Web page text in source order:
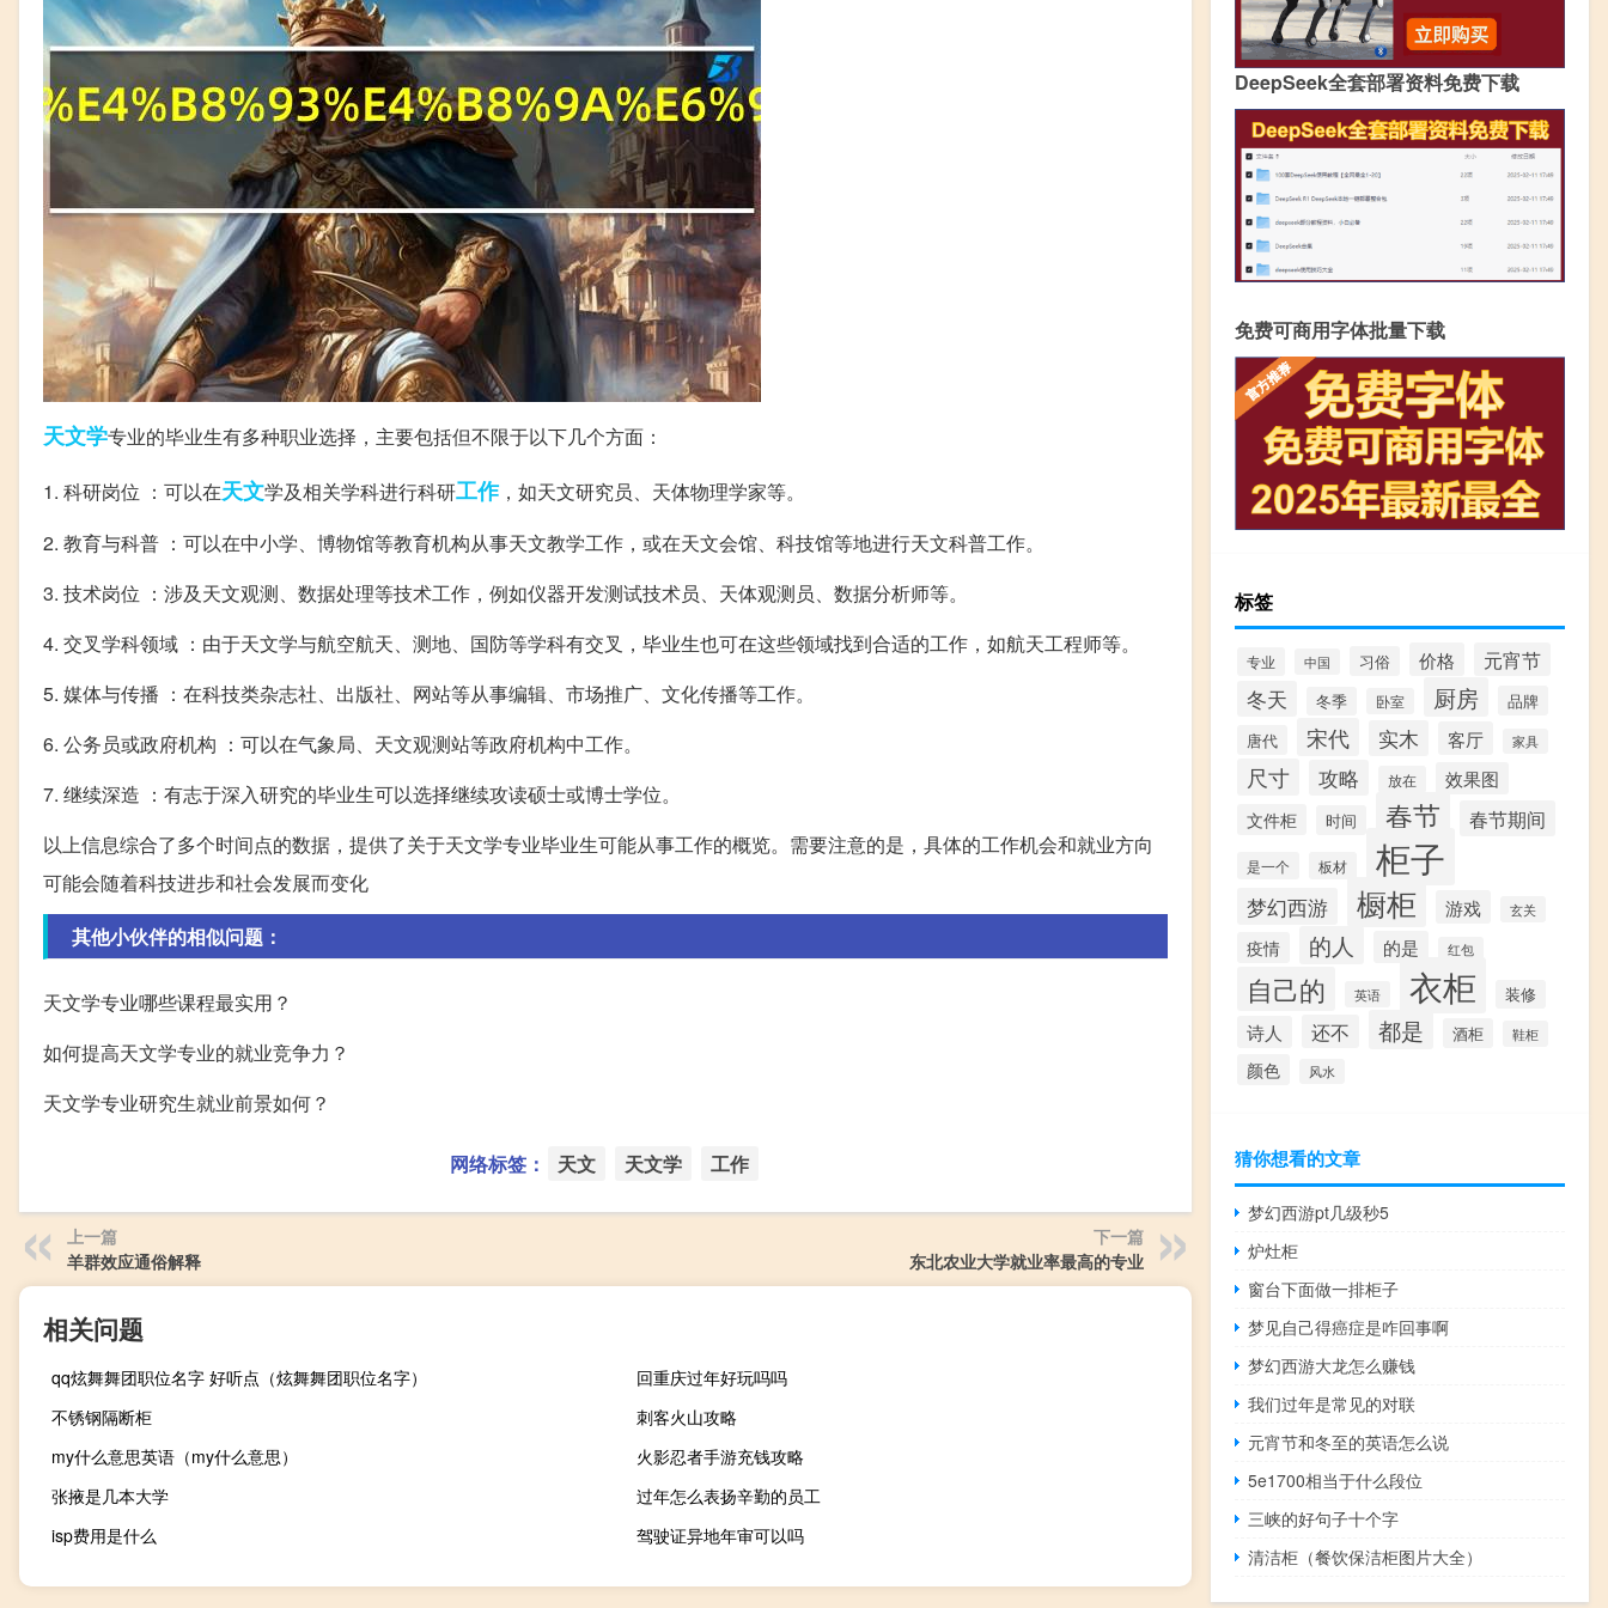
天文学专业的毕业生有多种职业选择，主要包括但不限于以下几个方面：
1. 科研岗位 ：可以在天文学及相关学科进行科研工作，如天文研究员、天体物理学家等。
2. 教育与科普 ：可以在中小学、博物馆等教育机构从事天文教学工作，或在天文会馆、科技馆等地进行天文科普工作。
3. 技术岗位 ：涉及天文观测、数据处理等技术工作，例如仪器开发测试技术员、天体观测员、数据分析师等。
4. 交叉学科领域 ：由于天文学与航空航天、测地、国防等学科有交叉，毕业生也可在这些领域找到合适的工作，如航天工程师等。
5. 媒体与传播 ：在科技类杂志社、出版社、网站等从事编辑、市场推广、文化传播等工作。
6. 公务员或政府机构 ：可以在气象局、天文观测站等政府机构中工作。
7. 继续深造 ：有志于深入研究的毕业生可以选择继续攻读硕士或博士学位。
以上信息综合了多个时间点的数据，提供了关于天文学专业毕业生可能从事工作的概览。需要注意的是，具体的工作机会和就业方向
可能会随着科技进步和社会发展而变化
其他小伙伴的相似问题：
天文学专业哪些课程最实用？
如何提高天文学专业的就业竞争力？
天文学专业研究生就业前景如何？
网络标签： 天文 天文学 工作
上一篇
羊群效应通俗解释
下一篇
东北农业大学就业率最高的专业
相关问题
qq炫舞舞团职位名字 好听点（炫舞舞团职位名字）
回重庆过年好玩吗吗
不锈钢隔断柜
刺客火山攻略
my什么意思英语（my什么意思）
火影忍者手游充钱攻略
张掖是几本大学
过年怎么表扬辛勤的员工
isp费用是什么
驾驶证异地年审可以吗
DeepSeek全套部署资料免费下载
免费可商用字体批量下载
标签
专业 中国 习俗 价格 元宵节
冬天 冬季 卧室 厨房
品牌
唐代
宋代 实木 客厅 家具
尺寸 攻略 放在 效果图
文件柜 时间 春节 春节期间
是一个 板材 柜子
梦幻西游 橱柜 游戏 玄关
疫情 的人 的是 红包
自己的 英语 衣柜 装修
诗人 还不 都是 酒柜 鞋柜
颜色 风水
猜你想看的文章
梦幻西游pt几级秒5
炉灶柜
窗台下面做一排柜子
梦见自己得癌症是咋回事啊
梦幻西游大龙怎么赚钱
我们过年是常见的对联
元宵节和冬至的英语怎么说
5e1700相当于什么段位
三峡的好句子十个字
清洁柜（餐饮保洁柜图片大全）